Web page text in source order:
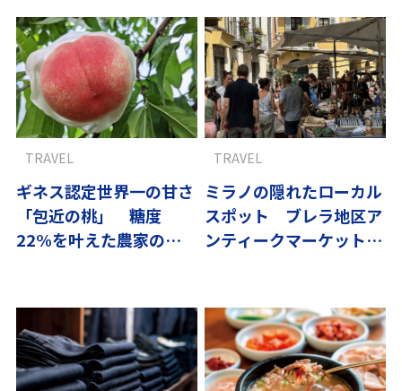
ギネス認定世界一の甘さ
「包近の桃」 糖度
22%を叶えた農家の試
TRAVEL
ミラノの隠れたローカル
スポット ブレラ地区ア
ンティークマーケットで
TRAVEL